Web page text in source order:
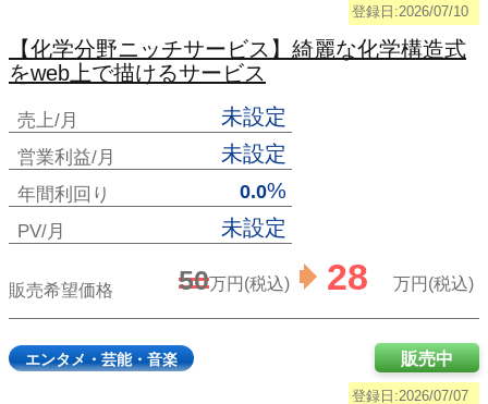
登録日:2026/07/10
【化学分野ニッチサービス】綺麗な化学構造式
をweb上で描けるサービス
売上/月 未設定
営業利益/月 未設定
年間利回り 0.0%
PV/月 未設定
販売希望価格 50万円(税込) 28 万円(税込)
エンタメ・芸能・音楽
登録日:2026/07/07
販売中